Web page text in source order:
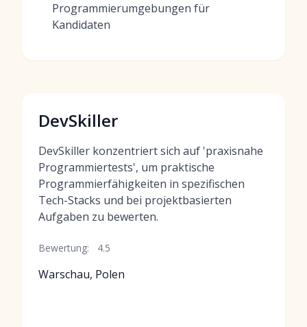
Programmierumgebungen für
Kandidaten
DevSkiller
DevSkiller konzentriert sich auf 'praxisnahe
Programmiertests', um praktische
Programmierfähigkeiten in spezifischen
Tech-Stacks und bei projektbasierten
Aufgaben zu bewerten.
Bewertung: 4.5
Warschau, Polen